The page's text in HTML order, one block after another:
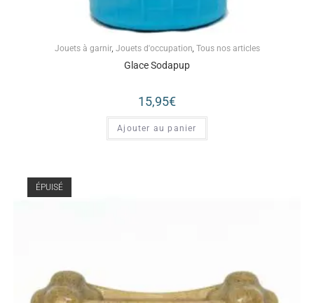
Jouets à garnir, Jouets d'occupation, Tous nos articles
Glace Sodapup
15,95€
Ajouter au panier
ÉPUISÉ